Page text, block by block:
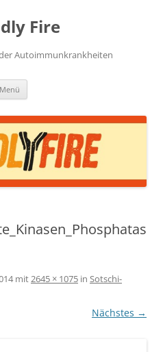
Fire
Autoimmunkrankheiten
Menü
mit2645 × 1075 in Sotschi-
Nächstes →